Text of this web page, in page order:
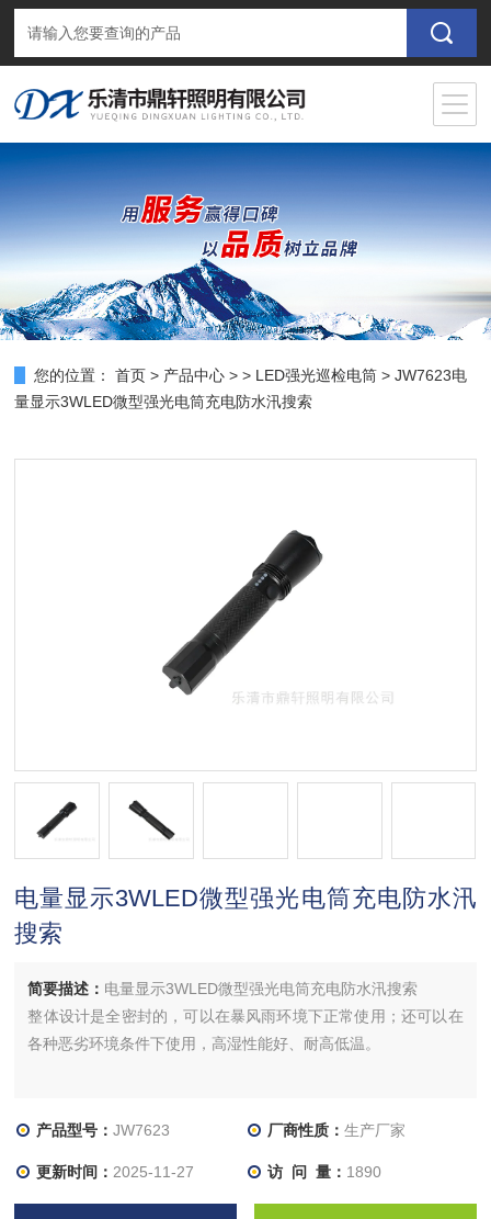
您的位置： 首页 > 产品中心 > > LED强光巡检电筒 > JW7623电
量显示3WLED微型强光电筒充电防水汛搜索
电量显示3WLED微型强光电筒充电防水汛
搜索
简要描述： 电量显示3WLED微型强光电筒充电防水汛搜索
整体设计是全密封的，可以在暴风雨环境下正常使用；还可以在
各种恶劣环境条件下使用，高湿性能好、耐高低温。
产品型号：JW7623 厂商性质： 生产厂家
更新时间： 2025-11-27 访 问 量： 1890